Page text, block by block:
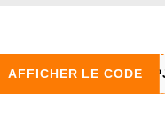
AFFICHER LE CODE